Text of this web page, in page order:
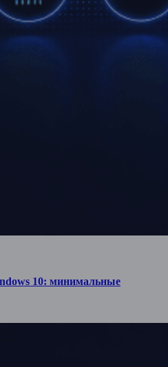
10: минимальные